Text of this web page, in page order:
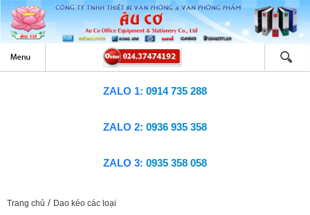
ZALO 1: 0914 735 288
ZALO 2: 0936 935 358
ZALO 3: 0935 358 058
Trang chủ / Dao kéo các loại